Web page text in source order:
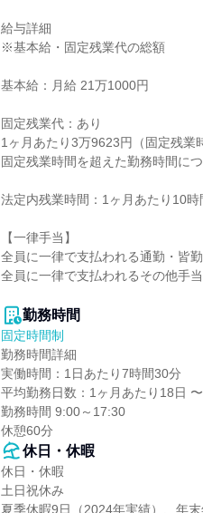
給与詳細
※基本給・固定残業代の総額
基本給：月給 21万1000円
固定残業代：あり
1ヶ月あたり3万9623円（固定残業
固定残業時間を超えた勤務時間に
法定内残業時間：1ヶ月あたり10時
【一律手当】
全員に一律で支払われる通勤・皆
全員に一律で支払われるその他手
勤務時間
固定時間制
勤務時間詳細
実働時間：1日あたり7時間30分
平均勤務日数：1ヶ月あたり18日
勤務時間 9:00～17:30
休憩60分
休日・休暇
休日・休暇
⼟⽇祝休み
夏季休暇9⽇（2024年実績）、年